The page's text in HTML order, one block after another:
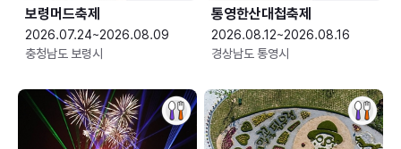
보령머드축제
2026.07.24~2026.08.09
충청남도 보령시
통영한산대첩축제
2026.08.12~2026.08.16
경상남도 통영시